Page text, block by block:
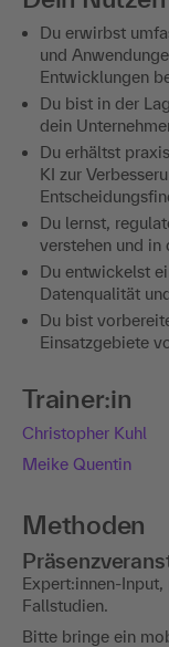
Du erwirbst
und
Entwicklungen
Du bist in der
dein
Du erhältst
KI zur
Du lernst,
verstehen und in
Du entwickelst
Datenqualität
Du bist
Einsatzgebiete
Trainer:in
Christopher Kuhl
Meike Quentin
Methoden
Expert:innen-
Fallstudien.
Bitte bringe ein